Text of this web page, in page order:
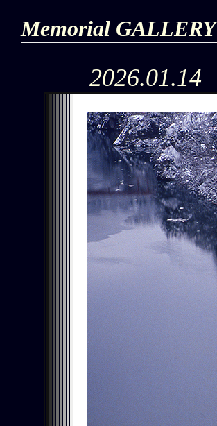
Memorial GALLERY
2026.01.14